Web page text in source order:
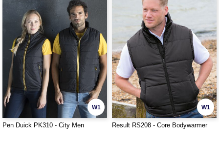
W1
Pen Duick PK310 - City Men
W1
Result RS208 - Core Bodywarmer